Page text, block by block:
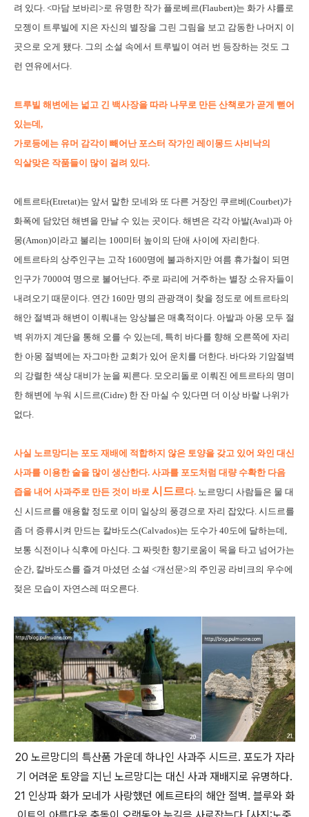
려 있다. <마담 보바리>로 유명한 작가 플로베르(Flaubert)는 화가 샤를로
모젱이 트루빌에 지은 자신의 별장을 그린 그림을 보고 감동한 나머지 이
곳으로 오게 됐다. 그의 소설 속에서 트루빌이 여러 번 등장하는 것도 그
런 연유에서다.
트루빌 해변에는 넓고 긴 백사장을 따라 나무로 만든 산책로가 곧게 뻗어
있는데,
가로등에는 유머 감각이 빼어난 포스터 작가인 레이몽드 사비낙의
익살맞은 작품들이 많이 걸려 있다.
에트르타(Etretat)는 앞서 말한 모네와 또 다른 거장인 쿠르베(Courbet)가
화폭에 담았던 해변을 만날 수 있는 곳이다. 해변은 각각 아발(Aval)과 아
몽(Amon)이라고 불리는 100미터 높이의 단애 사이에 자리한다.
에트르타의 상주인구는 고작 1600명에 불과하지만 여름 휴가철이 되면
인구가 7000여 명으로 불어난다. 주로 파리에 거주하는 별장 소유자들이
내려오기 때문이다. 연간 160만 명의 관광객이 찾을 정도로 에트르타의
해안 절벽과 해변이 이뤄내는 앙상블은 매혹적이다. 아발과 아몽 모두 절
벽 위까지 계단을 통해 오를 수 있는데, 특히 바다를 향해 오른쪽에 자리
한 아몽 절벽에는 자그마한 교회가 있어 운치를 더한다. 바다와 기암절벽
의 강렬한 색상 대비가 눈을 찌른다. 모오리돌로 이뤄진 에트르타의 명미
한 해변에 누워 시드르(Cidre) 한 잔 마실 수 있다면 더 이상 바랄 나위가
없다.
사실 노르망디는 포도 재배에 적합하지 않은 토양을 갖고 있어 와인 대신
사과를 이용한 술을 많이 생산한다. 사과를 포도처럼 대량 수확한 다음
즙을 내어 사과주로 만든 것이 바로 시드르다. 노르망디 사람들은 물 대
신 시드르를 애용할 정도로 이미 일상의 풍경으로 자리 잡았다. 시드르를
좀 더 증류시켜 만드는 칼바도스(Calvados)는 도수가 40도에 달하는데,
보통 식전이나 식후에 마신다. 그 짜릿한 향기로움이 목을 타고 넘어가는
순간, 칼바도스를 즐겨 마셨던 소설 <개선문>의 주인공 라비크의 우수에
젖은 모습이 자연스레 떠오른다.
20 노르망디의 특산품 가운데 하나인 사과주 시드르. 포도가 자라
기 어려운 토양을 지닌 노르망디는 대신 사과 재배지로 유명하다.
21 인상파 화가 모네가 사랑했던 에트르타의 해안 절벽. 블루와 화